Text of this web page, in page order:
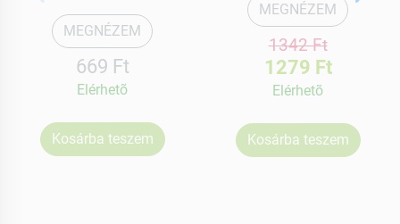
MEGNÉZEM
669 Ft
Elérhetõ
Kosárba teszem
MEGNÉZEM
1342 Ft
1279 Ft
Elérhetõ
Kosárba teszem